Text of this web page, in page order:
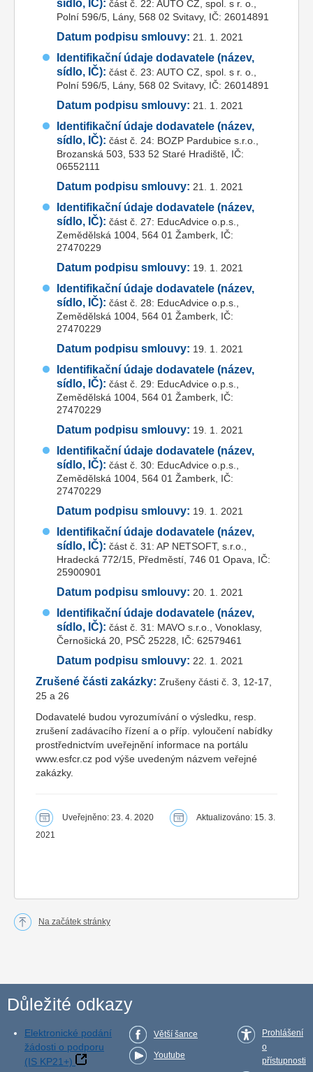
sídlo, IČ): část č. 22: AUTO CZ, spol. s r. o.,
Polní 596/5, Lány, 568 02 Svitavy, IČ: 26014891
Datum podpisu smlouvy: 21. 1. 2021
Identifikační údaje dodavatele (název,
sídlo, IČ): část č. 23: AUTO CZ, spol. s r. o.,
Polní 596/5, Lány, 568 02 Svitavy, IČ: 26014891
Datum podpisu smlouvy: 21. 1. 2021
Identifikační údaje dodavatele (název,
sídlo, IČ): část č. 24: BOZP Pardubice s.r.o.,
Brozanská 503, 533 52 Staré Hradiště, IČ:
06552111
Datum podpisu smlouvy: 21. 1. 2021
Identifikační údaje dodavatele (název,
sídlo, IČ): část č. 27: EducAdvice o.p.s.,
Zemědělská 1004, 564 01 Žamberk, IČ:
27470229
Datum podpisu smlouvy: 19. 1. 2021
Identifikační údaje dodavatele (název,
sídlo, IČ): část č. 28: EducAdvice o.p.s.,
Zemědělská 1004, 564 01 Žamberk, IČ:
27470229
Datum podpisu smlouvy: 19. 1. 2021
Identifikační údaje dodavatele (název,
sídlo, IČ): část č. 29: EducAdvice o.p.s.,
Zemědělská 1004, 564 01 Žamberk, IČ:
27470229
Datum podpisu smlouvy: 19. 1. 2021
Identifikační údaje dodavatele (název,
sídlo, IČ): část č. 30: EducAdvice o.p.s.,
Zemědělská 1004, 564 01 Žamberk, IČ:
27470229
Datum podpisu smlouvy: 19. 1. 2021
Identifikační údaje dodavatele (název,
sídlo, IČ): část č. 31: AP NETSOFT, s.r.o.,
Hradecká 772/15, Předměstí, 746 01 Opava, IČ:
25900901
Datum podpisu smlouvy: 20. 1. 2021
Identifikační údaje dodavatele (název,
sídlo, IČ): část č. 31: MAVO s.r.o., Vonoklasy,
Černošická 20, PSČ 25228, IČ: 62579461
Datum podpisu smlouvy: 22. 1. 2021
Zrušené části zakázky: Zrušeny části č. 3, 12-17,
25 a 26
Dodavatelé budou vyrozumívání o výsledku, resp.
zrušení zadávacího řízení a o příp. vyloučení nabídky
prostřednictvím uveřejnění informace na portálu
www.esfcr.cz pod výše uvedeným názvem veřejné
zakázky.
Uveřejněno: 23. 4. 2020
Aktualizováno: 15. 3.
2021
Na začátek stránky
Důležité odkazy
Elektronické podání
žádosti o podporu
(IS KP21+)
Větší šance
Youtube
Prohlášení
o
přístupnosti